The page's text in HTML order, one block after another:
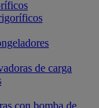
de carga
con bomba de